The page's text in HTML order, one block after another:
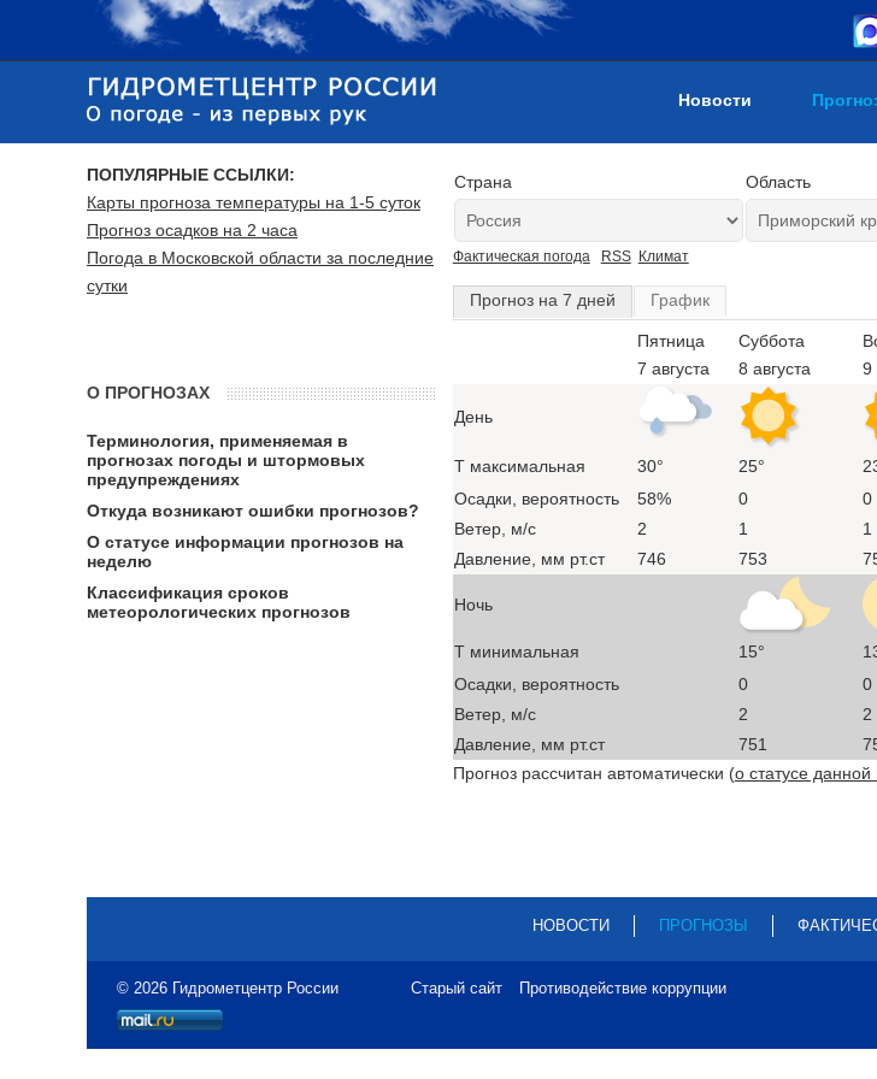
Новости
Страна Область
Фактическая погода RSS Климат
Прогноз на 7 дней График
Пятница
7 августа
Суббота
8 августа
9
День
T максимальная 30° 25°
Осадки, вероятность
58% 0 0
Ветер, м/с
2 1 1
Давление, мм рт.ст
746 753
Ночь
T минимальная 15°
Осадки, вероятность
0 0
Ветер, м/с
2 2
Давление, мм рт.ст
751
Прогноз рассчитан автоматически (о статусе
ПОПУЛЯРНЫЕ ССЫЛКИ:
Карты прогноза температуры на 1-5 суток
Прогноз осадков на 2 часа
Погода в Московской области за последние
сутки
О ПРОГНОЗАХ
Терминология, применяемая в
прогнозах погоды и штормовых
предупреждениях
Откуда возникают ошибки прогнозов?
О статусе информации прогнозов на
неделю
Классификация сроков
метеорологических прогнозов
НОВОСТИ ПРОГНОЗЫ
© 2026 Гидрометцентр России Старый сайт Противодействие коррупции